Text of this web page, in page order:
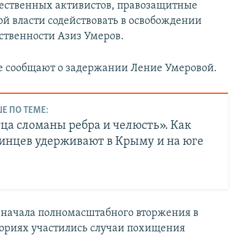
активистов, правозащитные
власти содействовать в освобождении
Азиз Умеров.
сообщают о задержании Ление Умеровой.
ПО ТЕМЕ:
сломаны ребра и челюсть». Как
удерживают в Крыму и на юге
полномасштабного вторжения в
участились случаи похищения